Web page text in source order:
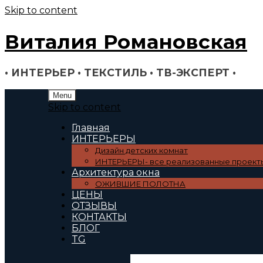
Skip to content
Виталия Романовская
• ИНТЕРЬЕР • ТЕКСТИЛЬ • ТВ-ЭКСПЕРТ •
Menu
Skip to content
Главная
ИНТЕРЬЕРЫ
Дизайн детских комнат
ИНТЕРЬЕРЫ- все реализованные
Архитектура окна
ОЖИВШИЕ ПОЛОТНА
ЦЕНЫ
ОТЗЫВЫ
КОНТАКТЫ
БЛОГ
TG